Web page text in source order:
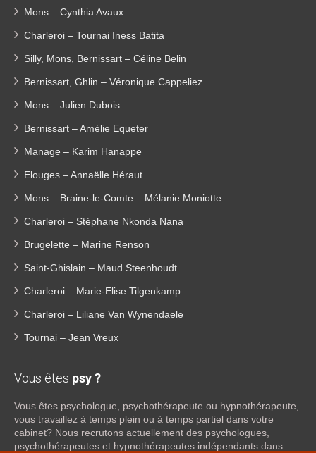
Mons – Cynthia Avaux
Charleroi – Tournai Iness Batita
Silly, Mons, Bernissart – Céline Belin
Bernissart, Ghlin – Véronique Cappeliez
Mons – Julien Dubois
Bernissart – Amélie Equeter
Manage – Karim Hanappe
Elouges – Annaëlle Héraut
Mons – Braine-le-Comte – Mélanie Moniotte
Charleroi – Stéphane Nkonda Nana
Brugelette – Marine Renson
Saint-Ghislain – Maud Steenhoudt
Charleroi – Marie-Elise Tilgenkamp
Charleroi – Liliane Van Wynendaele
Tournai – Jean Vreux
Vous êtes psy ?
Vous êtes psychologue, psychothérapeute ou hypnothérapeute,
vous travaillez à temps plein ou à temps partiel dans votre
cabinet? Nous recrutons actuellement des psychologues,
psychothérapeutes et hypnothérapeutes indépendants dans